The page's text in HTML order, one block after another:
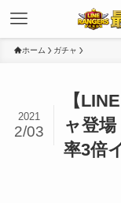
ホーム ガチャ
【
ャ登
率3倍
2021
2/03